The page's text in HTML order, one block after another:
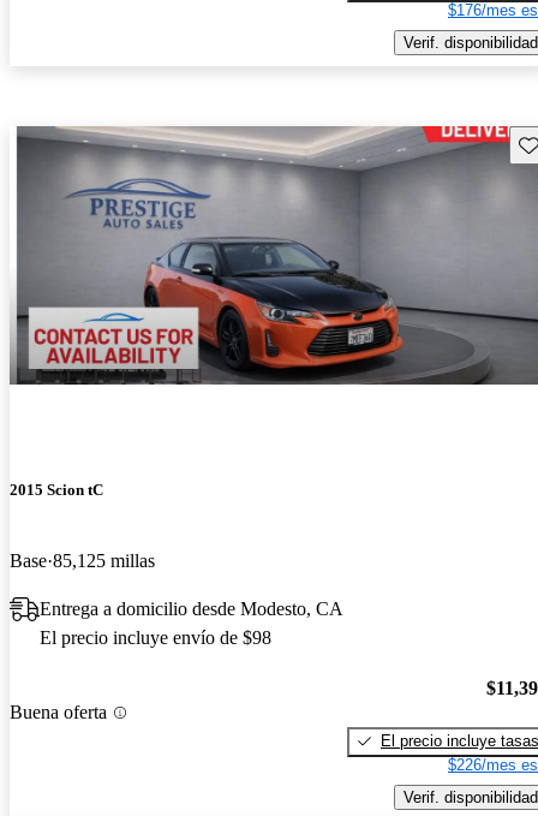
$176/mes
Verif. disponibilidad
2015 Scion tC
Base 85,125 millas
Entrega a domicilio desde Modesto, CA
El precio incluye envío de $98
Buena oferta
El precio incluye tasas
$226/mes
Verif. disponibilidad